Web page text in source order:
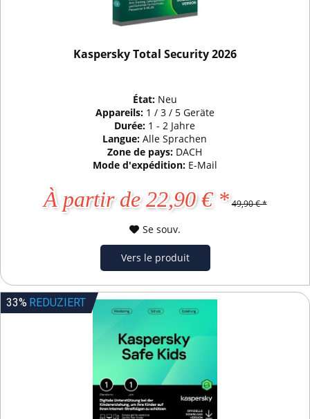
Kaspersky Total Security 2026
État: Neu
Appareils: 1 / 3 / 5 Geräte
Durée: 1 - 2 Jahre
Langue:Alle Sprachen
Zone de pays: DACH
Mode d'expédition: E-Mail
À partir de 22,90 € * 49,90 € *
Se souv.
Vers le produit
33% REDUZIERT